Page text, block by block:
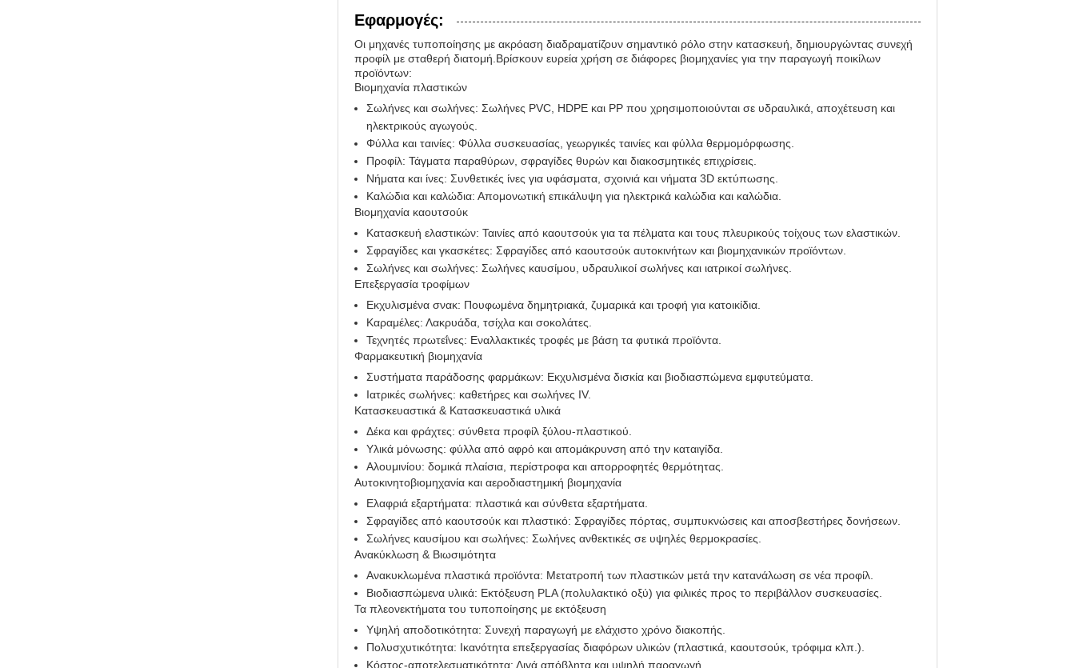
Εφαρμογές:
Οι μηχανές τυποποίησης με ακρόαση διαδραματίζουν σημαντικό ρόλο στην κατασκευή, δημιουργώντας συνεχή
προφίλ με σταθερή διατομή.Βρίσκουν ευρεία χρήση σε διάφορες βιομηχανίες για την παραγωγή ποικίλων
προϊόντων:
Βιομηχανία πλαστικών
Σωλήνες και σωλήνες: Σωλήνες PVC, HDPE και PP που χρησιμοποιούνται σε υδραυλικά, αποχέτευση και
ηλεκτρικούς αγωγούς.
Φύλλα και ταινίες: Φύλλα συσκευασίας, γεωργικές ταινίες και φύλλα θερμομόρφωσης.
Προφίλ: Τάγματα παραθύρων, σφραγίδες θυρών και διακοσμητικές επιχρίσεις.
Νήματα και ίνες: Συνθετικές ίνες για υφάσματα, σχοινιά και νήματα 3D εκτύπωσης.
Καλώδια και καλώδια: Απομονωτική επικάλυψη για ηλεκτρικά καλώδια και καλώδια.
Βιομηχανία καουτσούκ
Κατασκευή ελαστικών: Ταινίες από καουτσούκ για τα πέλματα και τους πλευρικούς τοίχους των ελαστικών.
Σφραγίδες και γκασκέτες: Σφραγίδες από καουτσούκ αυτοκινήτων και βιομηχανικών προϊόντων.
Σωλήνες και σωλήνες: Σωλήνες καυσίμου, υδραυλικοί σωλήνες και ιατρικοί σωλήνες.
Επεξεργασία τροφίμων
Εκχυλισμένα σνακ: Πουφωμένα δημητριακά, ζυμαρικά και τροφή για κατοικίδια.
Καραμέλες: Λακρυάδα, τσίχλα και σοκολάτες.
Τεχνητές πρωτεΐνες: Εναλλακτικές τροφές με βάση τα φυτικά προϊόντα.
Φαρμακευτική βιομηχανία
Συστήματα παράδοσης φαρμάκων: Εκχυλισμένα δισκία και βιοδιασπώμενα εμφυτεύματα.
Ιατρικές σωλήνες: καθετήρες και σωλήνες IV.
Κατασκευαστικά & Κατασκευαστικά υλικά
Δέκα και φράχτες: σύνθετα προφίλ ξύλου-πλαστικού.
Υλικά μόνωσης: φύλλα από αφρό και απομάκρυνση από την καταιγίδα.
Αλουμινίου: δομικά πλαίσια, περίστροφα και απορροφητές θερμότητας.
Αυτοκινητοβιομηχανία και αεροδιαστημική βιομηχανία
Ελαφριά εξαρτήματα: πλαστικά και σύνθετα εξαρτήματα.
Σφραγίδες από καουτσούκ και πλαστικό: Σφραγίδες πόρτας, συμπυκνώσεις και αποσβεστήρες δονήσεων.
Σωλήνες καυσίμου και σωλήνες: Σωλήνες ανθεκτικές σε υψηλές θερμοκρασίες.
Ανακύκλωση & Βιωσιμότητα
Ανακυκλωμένα πλαστικά προϊόντα: Μετατροπή των πλαστικών μετά την κατανάλωση σε νέα προφίλ.
Βιοδιασπώμενα υλικά: Εκτόξευση PLA (πολυλακτικό οξύ) για φιλικές προς το περιβάλλον συσκευασίες.
Τα πλεονεκτήματα του τυποποίησης με εκτόξευση
Υψηλή αποδοτικότητα: Συνεχή παραγωγή με ελάχιστο χρόνο διακοπής.
Πολυσχυτικότητα: Ικανότητα επεξεργασίας διαφόρων υλικών (πλαστικά, καουτσούκ, τρόφιμα κλπ.).
Κόστος-αποτελεσματικότητα: Λιγά απόβλητα και υψηλή παραγωγή.